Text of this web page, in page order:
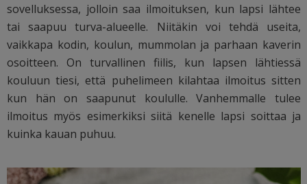
sovelluksessa, jolloin saa ilmoituksen, kun lapsi lähtee
tai saapuu turva-alueelle. Niitäkin voi tehdä useita,
vaikkapa kodin, koulun, mummolan ja parhaan kaverin
osoitteen. On turvallinen fiilis, kun lapsen lähtiessä
kouluun tiesi, että puhelimeen kilahtaa ilmoitus sitten
kun hän on saapunut koululle. Vanhemmalle tulee
ilmoitus myös esimerkiksi siitä kenelle lapsi soittaa ja
kuinka kauan puhuu.